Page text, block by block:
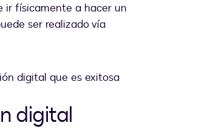
ir físicamente a hacer un
ser realizado vía
digital que es exitosa
digital